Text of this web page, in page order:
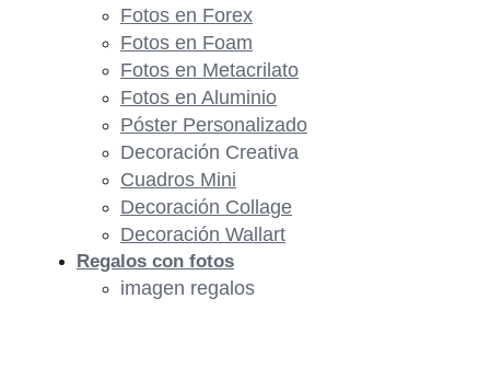
Fotos en Forex
Fotos en Foam
Fotos en Metacrilato
Fotos en Aluminio
Póster Personalizado
Decoración Creativa
Cuadros Mini
Decoración Collage
Decoración Wallart
Regalos con fotos
imagen regalos